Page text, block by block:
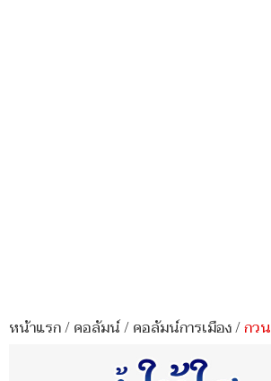
หน้าแรก/คอลัมน์/คอลัมน์การเมือง/กว